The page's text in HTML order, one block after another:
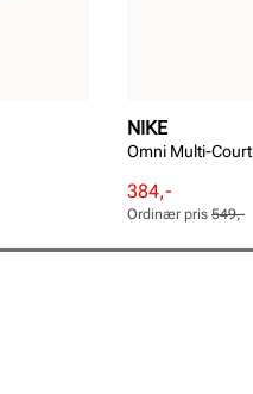
NIKE
Omni Multi-Court
Rabattert
pris
Pris
384,-
Ordinær
pris
Pris
Ordinær pris 549,-